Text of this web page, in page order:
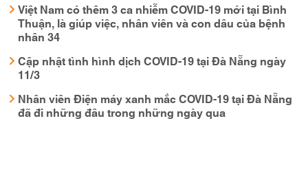
Việt Nam có thêm 3 ca nhiễm COVID-19 mới tại Bình
Thuận, là giúp việc, nhân viên và con dâu của bệnh
nhân 34
Cập nhật tình hình dịch COVID-19 tại Đà Nẵng ngày
11/3
Nhân viên Điện máy xanh mắc COVID-19 tại Đà Nẵng
đã đi những đâu trong những ngày qua